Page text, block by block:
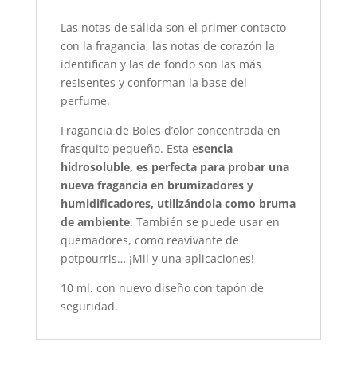
Las notas de salida son el primer contacto
con la fragancia, las notas de corazón la
identifican y las de fondo son las más
resisentes y conforman la base del
perfume.
Fragancia de Boles d’olor concentrada en
frasquito pequeño. Esta esencia
hidrosoluble, es perfecta para probar una
nueva fragancia en brumizadores y
humidificadores, utilizándola como bruma
de ambiente. También se puede usar en
quemadores, como reavivante de
potpourris… ¡Mil y una aplicaciones!
10 ml. con nuevo diseño con tapón de
seguridad.